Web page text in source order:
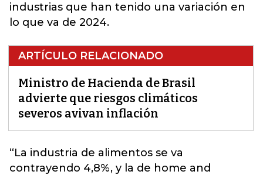
industrias que han tenido una variación en
lo que va de 2024.
ARTÍCULO RELACIONADO
Ministro de Hacienda de Brasil
advierte que riesgos climáticos
severos avivan inflación
“La industria de a limentos se va
contrayendo 4,8%, y la de home and